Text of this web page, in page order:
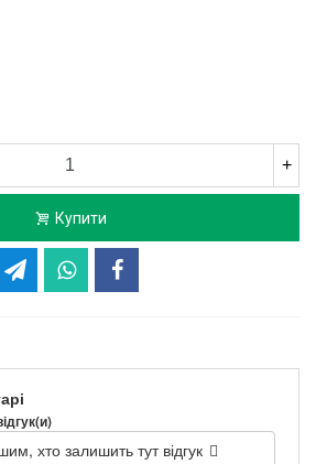
+
Купити
хто залишить тут відгук